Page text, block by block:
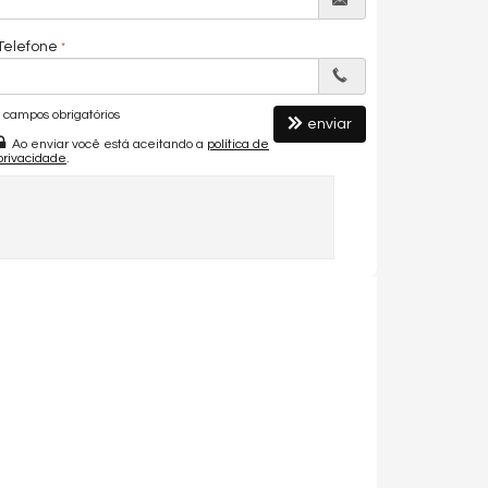
campos obrigatórios
Ao enviar você está aceitando a política de
enviar